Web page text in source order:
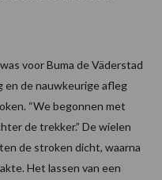
voor Buma de Väderstad
en de nauwkeurige afleg
“We begonnen met
de trekker.” De wielen
de stroken dicht, waarna
Het lassen van een